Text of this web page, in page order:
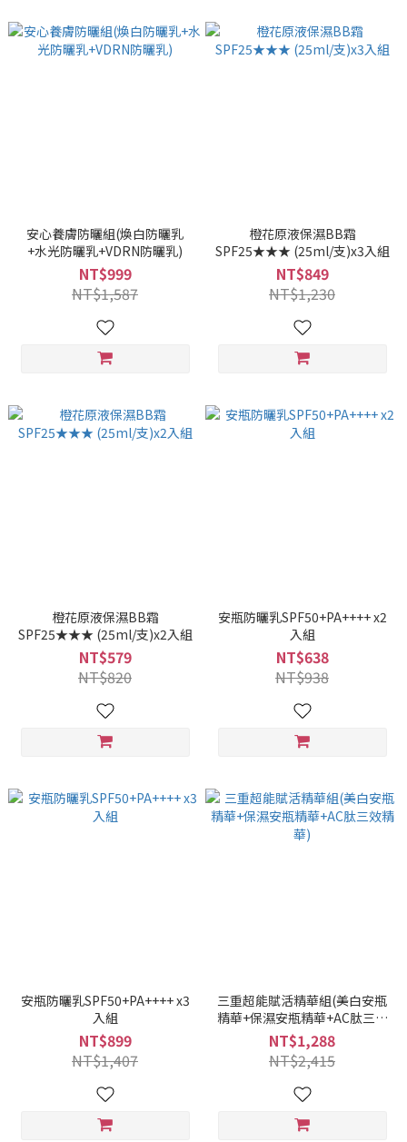
安心養膚防曬組(煥白防曬乳
+水光防曬乳+VDRN防曬乳)
NT$999
NT$1,587
橙花原液保濕BB霜
SPF25★★★ (25ml/支)x3入組
NT$849
NT$1,230
橙花原液保濕BB霜
SPF25★★★ (25ml/支)x2入組
NT$579
NT$820
安瓶防曬乳SPF50+PA++++ x2
入組
NT$638
NT$938
安瓶防曬乳SPF50+PA++++ x3
入組
NT$899
NT$1,407
三重超能賦活精華組(美白安瓶
精華+保濕安瓶精華+AC肽三效
精華)
NT$1,288
NT$2,415